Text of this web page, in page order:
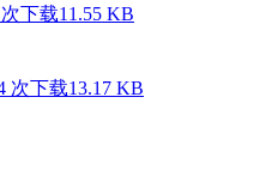
下载11.55 KB
次下载13.17 KB